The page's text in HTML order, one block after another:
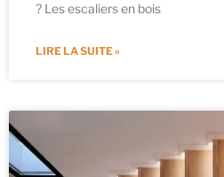
? Les escaliers en bois
LIRE LA SUITE »